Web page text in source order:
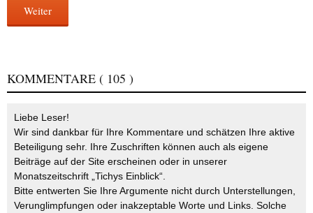
Weiter
KOMMENTARE ( 105 )
Liebe Leser!
Wir sind dankbar für Ihre Kommentare und schätzen Ihre aktive
Beteiligung sehr. Ihre Zuschriften können auch als eigene
Beiträge auf der Site erscheinen oder in unserer
Monatszeitschrift „Tichys Einblick“.
Bitte entwerten Sie Ihre Argumente nicht durch Unterstellungen,
Verunglimpfungen oder inakzeptable Worte und Links. Solche